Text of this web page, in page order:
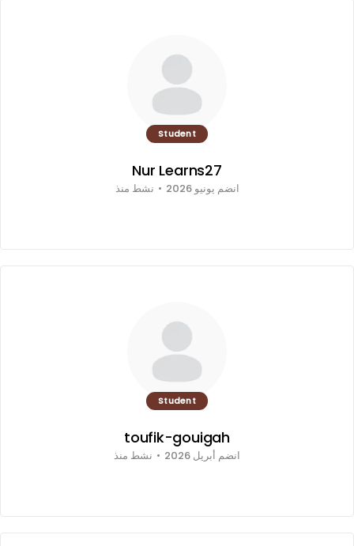
Student
Nur Learns27
انضم يونيو 2026 • نشط منذ
Student
toufik-gouigah
انضم أبريل 2026 • نشط منذ